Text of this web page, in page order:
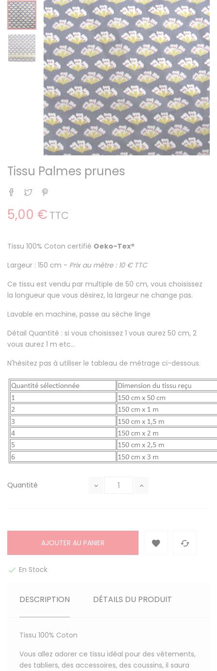
Tissu Palmes prunes
Partager
Tweet
5,00 € TTC
Tissu 100% Coton certifié Oeko-Tex®
Largeur : 150 cm - Prix au mètre : 10 € TTC
Ce tissu est vendu par multiple de 50 cm, vous choisissez
la longueur que vous désirez, la largeur ne change pas.
Lavable en machine, passe au sèche linge
Détail Quantité : si vous choisissez 1 vous aurez 50 cm, 2
vous aurez 1 m etc...
N'hésitez pas à utiliser le tableau de métrage ci-dessous.
Quantité
AJOUTER AU PANIER  
 En Stock
DESCRIPTION DÉTAILS DU PRODUIT
Tissu 100% Coton
Vous allez adorer ce tissu idéal pour des vêtements,
des tabliers, des accessoires, des coussins, il saura